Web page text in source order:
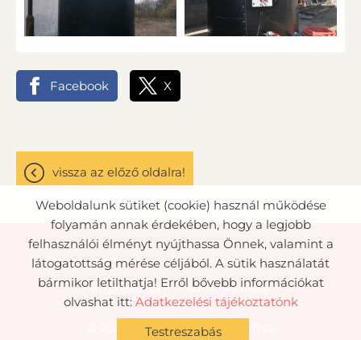
Facebook X
vissza az előző oldalra!
© 2026 - Minden jog fenntartva
Oldal információk
Adatkezelési tájékoztató
Impresszum
Sütik kezelése
Testreszabás
Weboldalunk sütiket (cookie) használ működése
folyamán annak érdekében, hogy a legjobb
felhasználói élményt nyújthassa Önnek, valamint a
látogatottság mérése céljából. A sütik használatát
bármikor letilthatja! Erről bővebb információkat
olvashat itt: Adatkezelési tájékoztatónk